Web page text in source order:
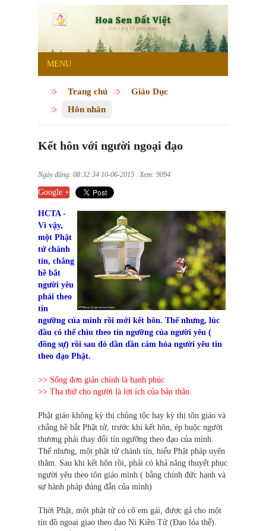
MENU
Trang chủ
Giáo Dục
Hôn nhân
Kết hôn với người ngoại đạo
Ngày đăng: 08:32:34 10-06-2015 . Xem: 9094
Google +
HCTA -
Vì vậy,
một Phật
tử chánh
tín, chẳng
hề bắt
người yêu
phải theo
tín
ngưỡng của mình rồi mới kết hôn. Thế nhưng, lúc
đầu có thể chìu theo tín ngưỡng của người yêu (
đồng sự) rồi sau đó dần dần cảm hóa người yêu tin
theo đạo Phật.
>> Sống đơn giản chính là hạnh phúc
>> Tha thứ cho người là lợi ích của bản thân.
Phật giáo không kỳ thị chủng tộc hay kỳ thị tôn giáo và
chẳng hề bắt Phật tử, trước khi kết hôn, ép buộc người
thương phải thay đổi tín ngưỡng theo đạo của mình.
Thế nhưng, một phật tử chánh tín, hiểu Phật pháp uyên
thâm. Sau khi kết hôn rồi, phải có khả năng thuyết phục
người yêu theo tôn giáo mình ( bằng chính đức hạnh và
sự hành pháp đúng đắn của mình)
Thời Phật, một phật tử có cô em gái, được gả cho một
tín đồ ngoại giao theo đạo Ni Kiền Tử (Đạo lỏa thể).